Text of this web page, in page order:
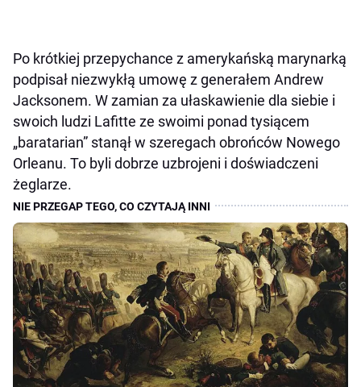
Po krótkiej przepychance z amerykańską marynarką
podpisał niezwykłą umowę z generałem Andrew
Jacksonem. W zamian za ułaskawienie dla siebie i
swoich ludzi Lafitte ze swoimi ponad tysiącem
„baratarian” stanął w szeregach obrońców Nowego
Orleanu. To byli dobrze uzbrojeni i doświadczeni
żeglarze.